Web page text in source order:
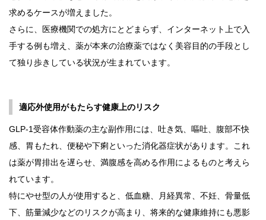
求めるケースが増えました。
さらに、医療機関での処方にとどまらず、インターネット上で入
手する例も増え、薬が本来の治療薬ではなく美容目的の手段とし
て独り歩きしている状況が生まれています。
適応外使用がもたらす健康上のリスク
GLP-1受容体作動薬の主な副作用には、吐き気、嘔吐、腹部不快
感、胃もたれ、便秘や下痢といった消化器症状があります。これ
は薬が胃排出を遅らせ、満腹感を高める作用によるものと考えら
れています。
特にやせ型の人が使用すると、低血糖、月経異常、不妊、骨量低
下、筋量減少などのリスクが高まり、将来的な健康維持にも悪影